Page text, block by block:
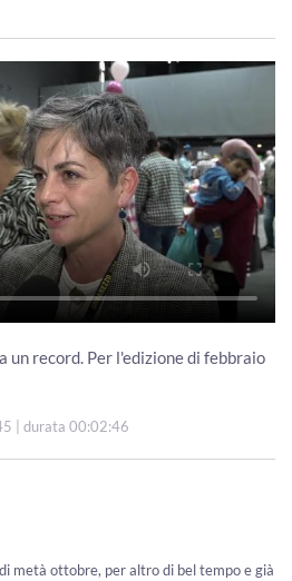
un record. Per l'edizione di febbraio
| durata 00:02:46
metà ottobre, per altro di bel tempo e già